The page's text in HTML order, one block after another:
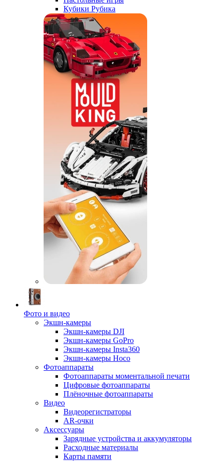
Кубики Рубика
Фото и видео
Экшн-камеры
Экшн-камеры DJI
Экшн-камеры GoPro
Экшн-камеры Insta360
Экшн-камеры Hoco
Фотоаппараты
Фотоаппараты моментальной печати
Цифровые фотоаппараты
Плёночные фотоаппараты
Видео
Видеорегистраторы
AR-очки
Аксессуары
Зарядные устройства и аккумуляторы
Расходные материалы
Карты памяти